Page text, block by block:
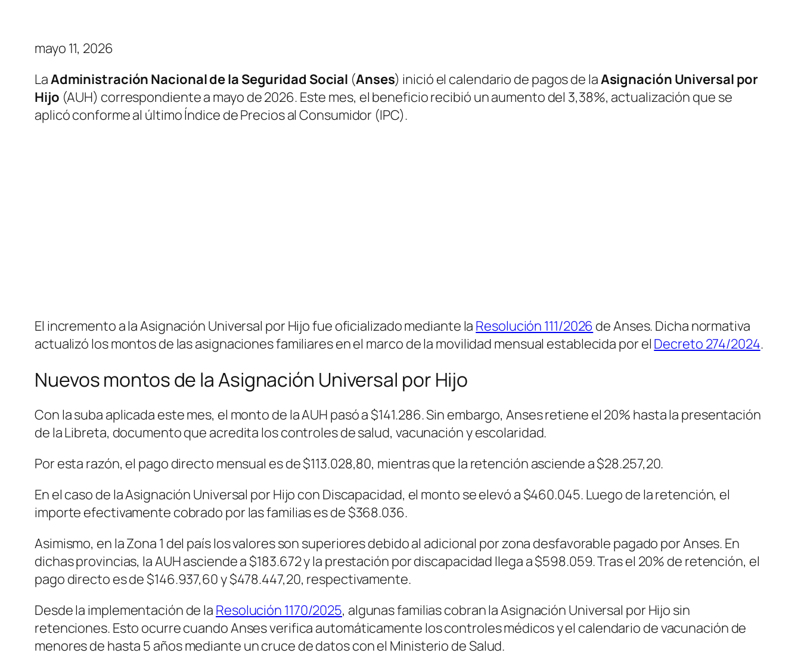
mayo 11, 2026
LaAdministración Nacional de la Seguridad Social (Anses) inició el calendario de pagos de laAsignación Universal por
Hijo (AUH) correspondiente a mayo de 2026. Este mes, el beneficio recibió un aumento del 3,38%, actualización que se
aplicó conforme al último Índice de Precios al Consumidor (IPC).
El incremento a la Asignación Universal por Hijo fue oficializado mediante la Resolución 111/2026 de Anses. Dicha normativa
actualizó los montos de las asignaciones familiares en el marco de la movilidad mensual establecida por el Decreto 274/2024.
Nuevos montos de la Asignación Universal por Hijo
Con la suba aplicada este mes, el monto de la AUH pasó a $141.286. Sin embargo, Anses retiene el 20% hasta la presentación
de la Libreta, documento que acredita los controles de salud, vacunación y escolaridad.
Por esta razón, el pago directo mensual es de $113.028,80, mientras que la retención asciende a $28.257,20.
En el caso de la Asignación Universal por Hijo con Discapacidad, el monto se elevó a $460.045. Luego de la retención, el
importe efectivamente cobrado por las familias es de $368.036.
Asimismo, en la Zona 1 del país los valores son superiores debido al adicional por zona desfavorable pagado por Anses. En
dichas provincias, la AUH asciende a $183.672 y la prestación por discapacidad llega a $598.059. Tras el 20% de retención, el
pago directo es de $146.937,60 y $478.447,20, respectivamente.
Desde la implementación de la Resolución 1170/2025, algunas familias cobran la Asignación Universal por Hijo sin
retenciones. Esto ocurre cuando Anses verifica automáticamente los controles médicos y el calendario de vacunación de
menores de hasta 5 años mediante un cruce de datos con el Ministerio de Salud.